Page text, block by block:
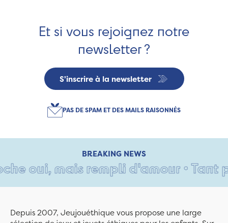
Et si vous rejoignez notre
newsletter ?
S'inscrire à la newsletter
PAS DE SPAM ET DES MAILS RAISONNÉS
BREAKING NEWS
mais rempli d'amour • Tant pis
Depuis 2007, Jeujouéthique vous propose une large